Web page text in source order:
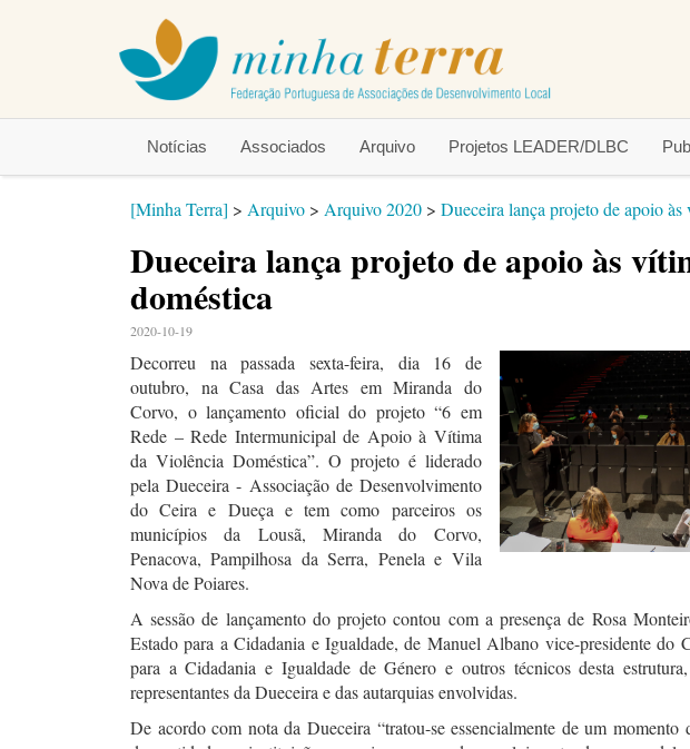
Notícias Associados Arquivo Projetos LEADER/DLBC
[Minha Terra] > Arquivo > Arquivo 2020 > Dueceira lança projeto de apoio
Dueceira lança projeto de apoio às
doméstica
2020-10-19
Decorreu na passada sexta-feira, dia 16 de
outubro, na Casa das Artes em Miranda do
Corvo, o lançamento oficial do projeto “6 em
Rede – Rede Intermunicipal de Apoio à Vítima
da Violência Doméstica”. O projeto é liderado
pela Dueceira - Associação de Desenvolvimento
do Ceira e Dueça e tem como parceiros os
municípios da Lousã, Miranda do Corvo,
Penacova, Pampilhosa da Serra, Penela e Vila
Nova de Poiares.
A sessão de lançamento do projeto contou com a presença de Rosa
Estado para a Cidadania e Igualdade, de Manuel Albano vice-presidente do
para a Cidadania e Igualdade de Género e outros técnicos desta
representantes da Dueceira e das autarquias envolvidas.
De acordo com nota da Dueceira “tratou-se essencialmente de um momento